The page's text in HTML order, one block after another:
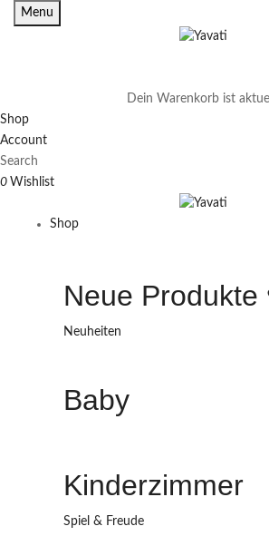
Menu
Dein Warenkorb ist
Shop
Account
Search
0 Wishlist
Shop
Neue Produkte
Neuheiten
Baby
Kinderzimmer
Spiel & Freude